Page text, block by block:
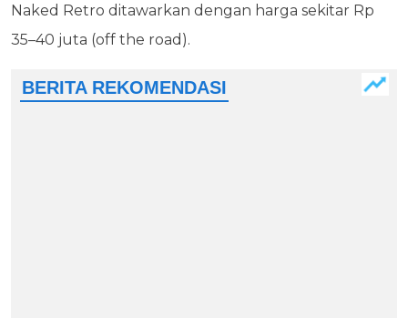
Naked Retro ditawarkan dengan harga sekitar Rp
35–40 juta (off the road).